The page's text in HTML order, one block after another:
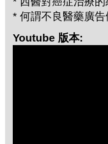
* 何謂不良醫藥廣告
Youtube 版本: